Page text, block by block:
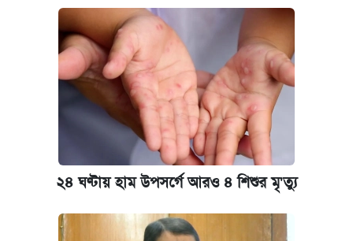
২৪ ঘণ্টায় হাম উপসর্গে আরও ৪ শিশুর মৃ'ত্যু